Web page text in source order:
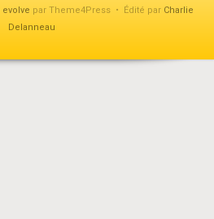
evolve par Theme4Press • Édité par Charlie
Delanneau